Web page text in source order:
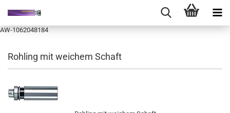
AW-1062048184
Rohling mit weichem Schaft